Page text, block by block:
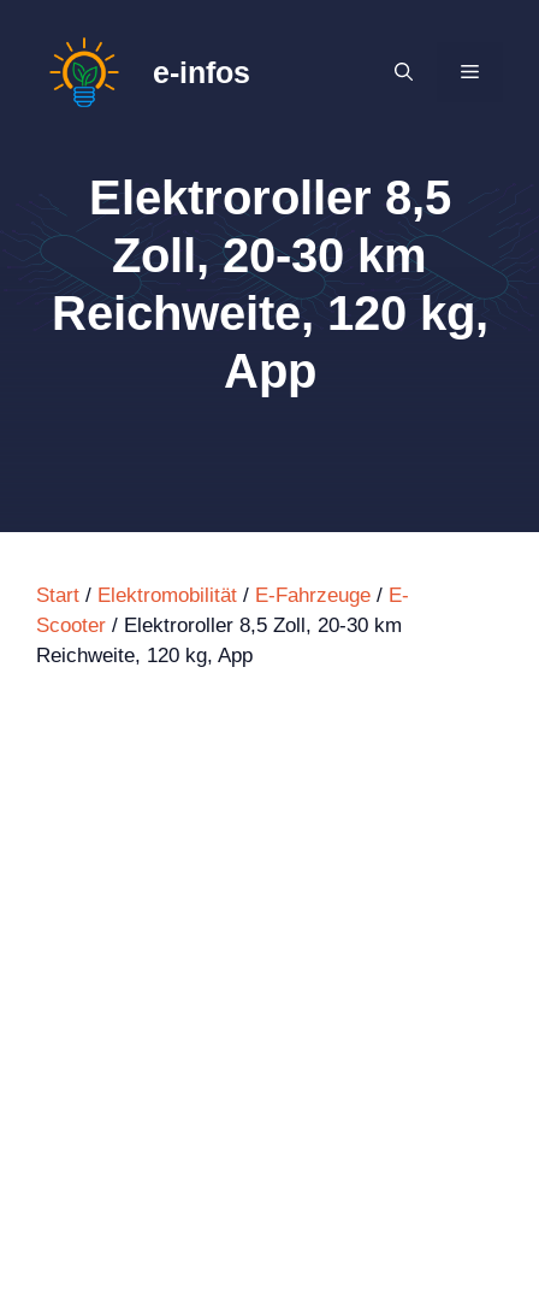
springen
e-infos MENÜ
Elektroroller 8,5
Zoll, 20-30 km
Reichweite, 120 kg,
App
Start / Elektromobilität / E-Fahrzeuge / E-
Scooter / Elektroroller 8,5 Zoll, 20-30 km
Reichweite, 120 kg, App